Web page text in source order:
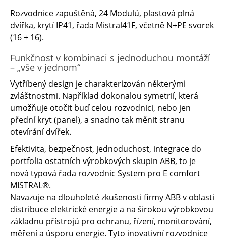
Rozvodnice zapuštěná, 24 Modulů, plastová plná
dvířka, krytí IP41, řada Mistral41F, včetně N+PE svorek
(16 + 16).
Funkčnost v kombinaci s jednoduchou montáží
– „vše v jednom“
Vytříbený design je charakterizován některými
zvláštnostmi. Například dokonalou symetrií, která
umožňuje otočit buď celou rozvodnici, nebo jen
přední kryt (panel), a snadno tak měnit stranu
otevírání dvířek.
Efektivita, bezpečnost, jednoduchost, integrace do
portfolia ostatních výrobkových skupin ABB, to je
nová typová řada rozvodnic System pro E comfort
MISTRAL®.
Navazuje na dlouholeté zkušenosti firmy ABB v oblasti
distribuce elektrické energie a na širokou výrobkovou
základnu přístrojů pro ochranu, řízení, monitorování,
měření a úsporu energie. Tyto inovativní rozvodnice